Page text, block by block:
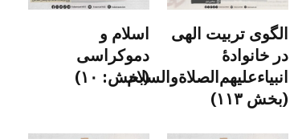
الگوی تربیت الهی
در خانوادۀ
انبیاءعلیهم‌الصلاةو‌السلام
(بخش ۱۱۳)
اسلام و
دموکراسی
(بخش: ۱۰)